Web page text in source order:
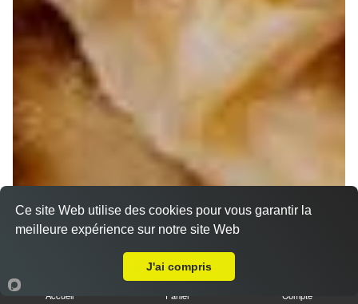
Accueil Panier Compte
Ce site Web utilise des cookies pour vous garantir la
meilleure expérience sur notre site Web
J'ai compris